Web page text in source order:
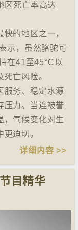
区死亡率高达
的地区之一，
示，虽然骆驼可
在41至45°C以
亡风险。
服务、稳定水源
压力。当连被誉
，气候变化对生
迫切。
详细内容 >>
目精华